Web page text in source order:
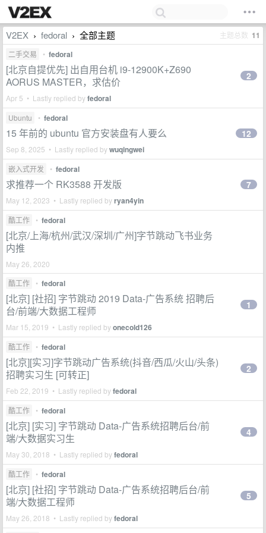
V2EX › fedoral › 全部主题 主题总数 11
二手交易 • fedoral
[北京自提优先] 出自用台机 i9-12900K+Z690
AORUS MASTER，求估价
Apr 5 • Lastly replied byfedoral
2
Ubuntu • fedoral
15 年前的 ubuntu 官方安装盘有人要么
Sep 8, 2025 • Lastly replied bywuqingwei
12
嵌入式开发 • fedoral
求推荐一个 RK3588 开发版
May 12, 2023 • Lastly replied byryan4yin
7
酷工作 • fedoral
[北京/上海/杭州/武汉/深圳/广州]字节跳动飞书业务
内推
May 26, 2020
酷工作
• fedoral
[北京] [社招] 字节跳动 2019 Data-广告系统 招聘后
台/前端/大数据工程师
Mar 15, 2019 • Lastly replied byonecold126
1
酷工作 • fedoral
[北京][实习]字节跳动广告系统(抖音/西瓜/火山/头条)
招聘实习生 [可转正]
Feb 22, 2019 • Lastly replied byfedoral
2
酷工作 • fedoral
[北京] [实习] 字节跳动 Data-广告系统招聘后台/前
端/大数据实习生
May 30, 2018 • Lastly replied byfedoral
4
酷工作 • fedoral
[北京] [社招] 字节跳动 Data-广告系统招聘后台/前
端/大数据工程师
May 26, 2018 • Lastly replied byfedoral
5